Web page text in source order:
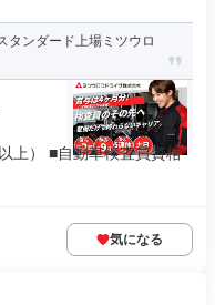
タンダード上場ミツウロ
上） ■自動車検査員資格
気になる